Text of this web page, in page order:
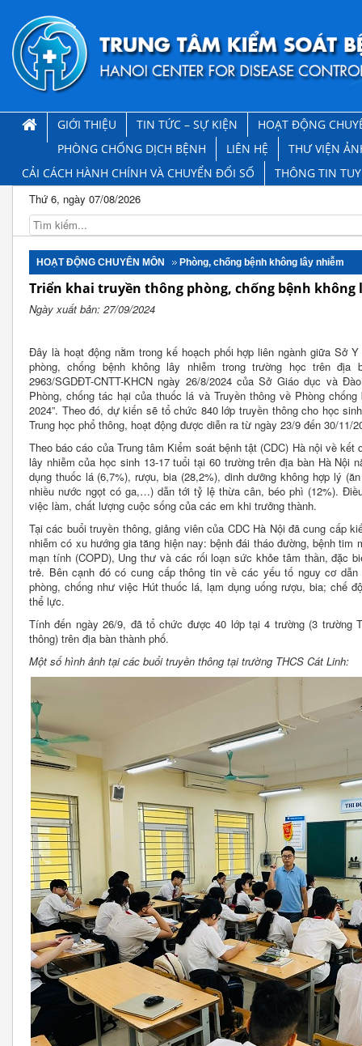
GIỚI THIỆU TIN TỨC – SỰ KIỆN
HOẠT ĐỘNG
PHÒNG CHỐNG DỊCH BỆNH
LIÊN HỆ
THƯ VIỆN
CẢI CÁCH HÀNH CHÍNH VÀ CHUYỂN ĐỔI SỐ
THÔNG TIN
Thứ 6, ngày 07/08/2026
HOẠT ĐỘNG CHUYÊN MÔN Phòng, chống bệnh không lây nhiễm
Triển khai truyền thông phòng, chống bệnh
Ngày xuất bản: 27/09/2024
Đây là hoạt động nằm trong kế hoạch phối hợp liên ngành giữa Sở
phòng, chống bệnh không lây nhiễm trong trường học trên
2963/SGDĐT-CNTT-KHCN ngày 26/8/2024 của Sở Giáo dục và
Phòng, chống tác hại của thuốc lá và Truyền thông về Phòng
2024”. Theo đó, dự kiến sẽ tổ chức 840 lớp truyền thông cho học
Trung học phổ thông, hoạt động được diễn ra từ ngày 23/9 đến 30/11/
Theo báo cáo của Trung tâm Kiểm soát bệnh tật (CDC) Hà nội về
lây nhiễm của học sinh 13-17 tuổi tại 60 trường trên địa bàn Hà Nội
dụng thuốc lá (6,7%), rượu, bia (28,2%), dinh dưỡng không hợp lý
nhiều nước ngọt có ga,…) dẫn tới tỷ lệ thừa cân, béo phì (12%).
việc làm, chất lượng cuộc sống của các em khi trưởng thành.
Tại các buổi truyền thông, giảng viên của CDC Hà Nội đã cung cấp
nhiễm có xu hướng gia tăng hiện nay: bệnh đái tháo đường, bệnh tim
mạn tính (COPD), Ung thư và các rối loạn sức khỏe tâm thần, đặc
trẻ. Bên cạnh đó có cung cấp thông tin về các yếu tố nguy cơ
phòng, chống như việc Hút thuốc lá, lạm dụng uống rượu, bia; chế
thể lực.
Tính đến ngày 26/9, đã tổ chức được 40 lớp tại 4 trường (3 trường
thông) trên địa bàn thành phố.
Một số hình ảnh tại các buổi truyền thông tại trường THCS Cát Linh: